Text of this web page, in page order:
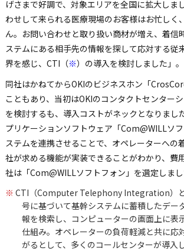
げさまで好調で、対象エリアを全国に拡大しま
わせして来られる医療現場のお客様はお忙しく
ん。お問い合わせと取り扱い商材が増え、着信
ステムにある相手先の情報を探して応対する従
界を感じ、CTI（※）の導入を検討しました」。
同社はかねてからOKIのビジネスホン「
こともあり、当初はOKIのコンタクトセンター
を検討するも、導入コストがネックとなりまし
プリケーションソフトウェア「Com@WILLソ
ステムを連携させることで、オペレーターへの
社が求める機能が実装できることがわかり、費
社は「Com@WILLソフトフォン」を選定しまし
※ CTI（Computer Telephony Integration）
号に基づいて基幹システムに蓄積したデー
報を検索し、コンピューターの画面上に表
仕組み。オペレーターの負荷軽減と共に応
がるとして、多くのコールセンターが導入